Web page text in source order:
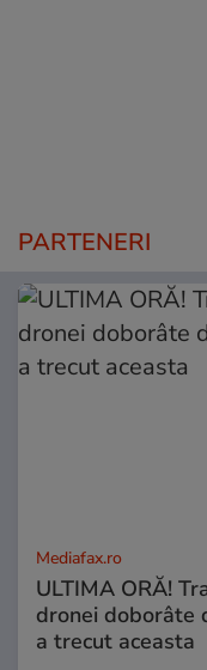
PARTENERI
Mediafax.ro
ULTIMA ORĂ!
dronei doborâte
a trecut aceasta